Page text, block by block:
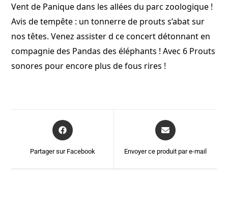
Vent de Panique dans les allées du parc zoologique !
Avis de tempête : un tonnerre de prouts s’abat sur
nos têtes. Venez assister d ce concert détonnant en
compagnie des Pandas des éléphants ! Avec 6 Prouts
sonores pour encore plus de fous rires !
Partager sur Facebook Envoyer ce produit par e-mail